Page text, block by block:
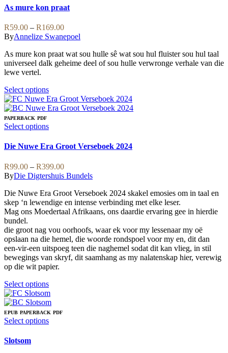
options
may
be
chosen
on
the
product
page
has
multiple
variants.
The
options
may
be
chosen
the
product
page
As mure kon praat
R59.00 – R169.00Price
range:
through
R169.00
ByAnnelize Swanepoel
As mure kon praat wat sou hulle sê wat sou hul fluister sou hul taal
universeel dalk geheime deel of sou hulle verwronge verhale van die
lewe vertel.
Select optionsThis
product
has
variants.
options
be
chosen
on
the
product
page
PAPERBACK PDF
Select optionsThis
has
variants.
The
options
may
be
chosen
the
product
page
Die Nuwe Era Groot Verseboek 2024
R99.00 – R399.00Price
range:
through
R399.00
ByDie Digtershuis Bundels
Die Nuwe Era Groot Verseboek 2024 skakel emosies om in taal en
skep ‘n lewendige en intense verbinding met elke leser.
Mag ons Moedertaal Afrikaans, ons daardie ervaring gee in hierdie
bundel.
die groot nag vou oorhoofs, waar ek voor my lessenaar my oë
opslaan na die hemel, die woorde rondspoel voor my en, dit dan
een-vir-een uitspoeg teen die naghemel sodat dit kan vlieg, in stil
bewegings van skryf, dit saamhang as my nalatenskap hier, verewig
op die wit papier.
Select optionsThis
product
has
multiple
variants.
EPUB PAPERBACK PDF
Select optionsThis
Slotsom